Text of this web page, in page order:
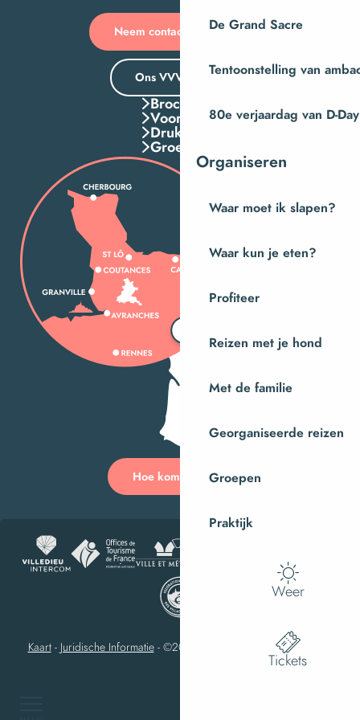
De Grand Sacre
Tentoonstelling van
80e verjaardag van D-Day
Organiseren
Waar moet ik slapen?
Waar kun je eten?
Profiteer
Reizen met je hond
Met de familie
Georganiseerde reizen
Groepen
Praktijk
Weer
Tickets
Neem contact met ons op
Ons VVV-kantoor
Brochures
Voordelen
Druk Op
Groepen
Hoe kom ik daar?
Kaart- Juridische Informatie- ©2023 Villedieu-les-Poêles Intercom